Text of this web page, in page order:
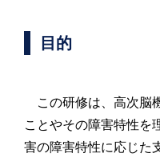
目的
この研修は、高次脳
ことやその障害特性を
害の障害特性に応じた